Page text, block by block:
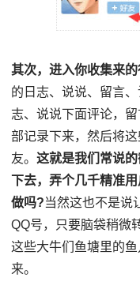
其次，进入你收集来
的日志、说说、留言
志、说说下面评论，
部记录下来，然后将
友。这就是我们常说
下去，弄个几千精准
做吗?当然这也不是说
QQ号，只要脑袋稍微
这些大牛们鱼塘里的
来。